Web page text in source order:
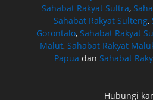
Sahabat Rakyat Sultra,
Sahabat Rakyat Sulteng,
Gorontalo,Sahabat Rakyat
Malut,Sahabat Rakyat
Papua danSahabat
Hubungi